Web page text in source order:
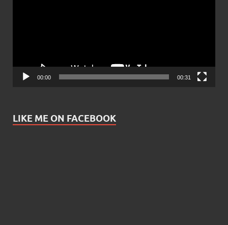
00:00 00:31
LIKE ME ON FACEBOOK